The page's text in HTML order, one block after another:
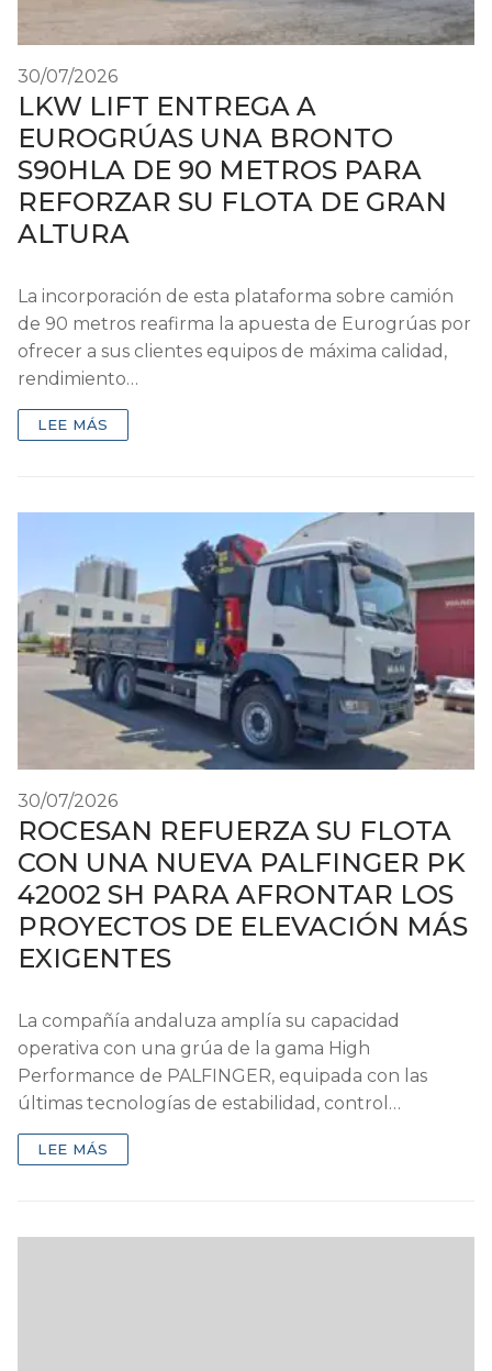
30/07/2026
LKW LIFT ENTREGA A
EUROGRÚAS UNA BRONTO
S90HLA DE 90 METROS PARA
REFORZAR SU FLOTA DE GRAN
ALTURA
La incorporación de esta plataforma sobre camión
de 90 metros reafirma la apuesta de Eurogrúas por
ofrecer a sus clientes equipos de máxima calidad,
rendimiento…
LEE MÁS
30/07/2026
ROCESAN REFUERZA SU FLOTA
CON UNA NUEVA PALFINGER PK
42002 SH PARA AFRONTAR LOS
PROYECTOS DE ELEVACIÓN MÁS
EXIGENTES
La compañía andaluza amplía su capacidad
operativa con una grúa de la gama High
Performance de PALFINGER, equipada con las
últimas tecnologías de estabilidad, control…
LEE MÁS